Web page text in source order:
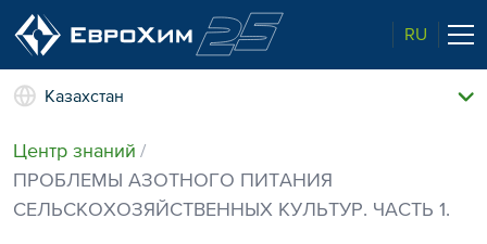
RU
Наши удобрения
О нас
Наши возможности
Полевые опыты
Казахстан
Центр знаний
ПРОБЛЕМЫ АЗОТНОГО ПИТАНИЯ
СЕЛЬСКОХОЗЯЙСТВЕННЫХ КУЛЬТУР. ЧАСТЬ 1.